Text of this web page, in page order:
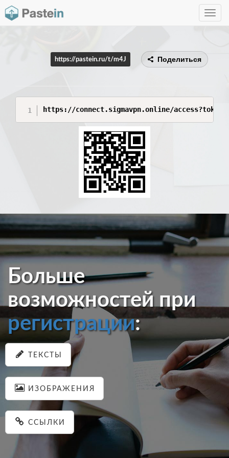
Toggle
https://pastein.ru/t/m4J Поделиться
https://connect.sigmavpn.online/
Больше
возможностей при
регистрации:
ТЕКСТЫ
ИЗОБРАЖЕНИЯ
ССЫЛКИ